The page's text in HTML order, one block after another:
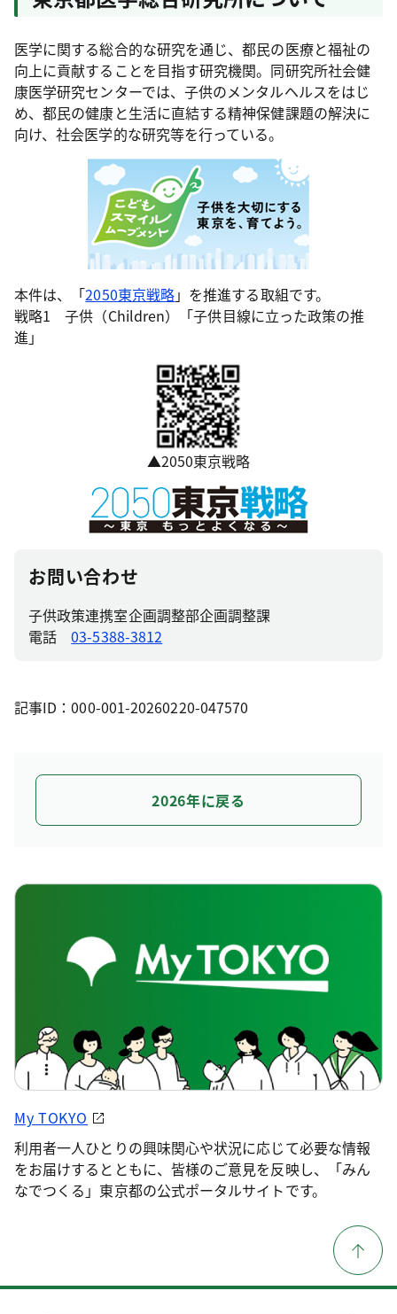
医学に関する総合的な研究を通じ、都民の医療と福祉の
向上に貢献することを目指す研究機関。同研究所社会健
康医学研究センターでは、子供のメンタルヘルスをはじ
め、都民の健康と生活に直結する精神保健課題の解決に
向け、社会医学的な研究等を行っている。
本件は、「2050東京戦略」を推進する取組です。
戦略1 子供（Children）「子供目線に立った政策の推
進」
▲2050東京戦略
お問い合わせ
子供政策連携室企画調整部企画調整課
電話03-5388-3812
記事ID：000-001-20260220-047570
2026年に戻る
My TOKYO
利用者一人ひとりの興味関心や状況に応じて必要な情報
をお届けするとともに、皆様のご意見を反映し、「みん
なでつくる」東京都の公式ポータルサイトです。